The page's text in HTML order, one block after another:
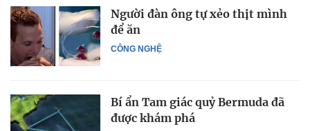
CÔNG NGHỆ
Người đàn ông tự xẻo thịt mình
để ăn
Bí ẩn Tam giác quỷ Bermuda đã
được khám phá